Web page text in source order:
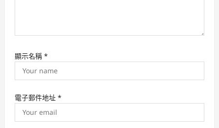
顯示名稱 *
電子郵件地址 *